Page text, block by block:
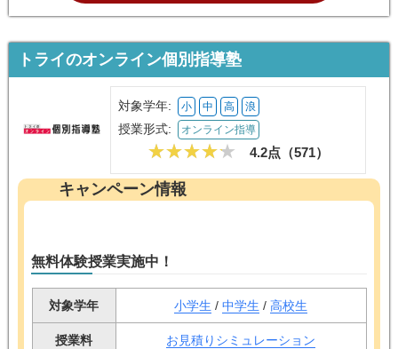
トライのオンライン個別指導塾
対象学年: 小 中 高 浪
授業形式: オンライン指導
4.2点（571）
キャンペーン情報
無料体験授業実施中！
対象学年 小学生 / 中学生 / 高校生
授業料 お見積りシミュレーション